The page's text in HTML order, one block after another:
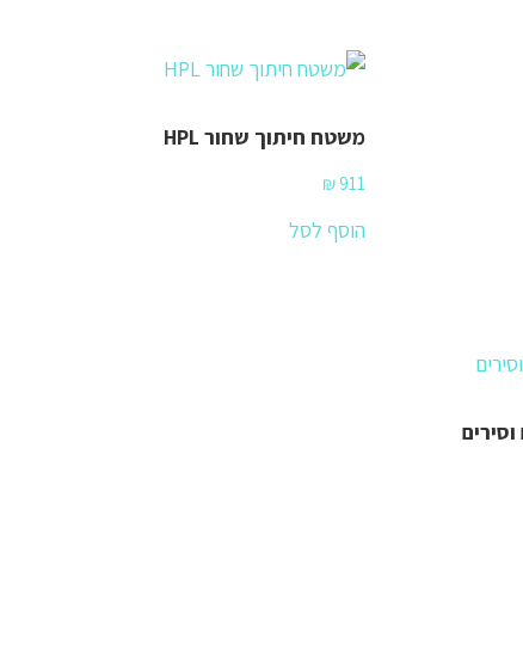
משטח חיתוך שחור HPL
₪911
הוסף לסל